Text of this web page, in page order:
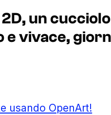
un
e vivace,
usando OpenArt!